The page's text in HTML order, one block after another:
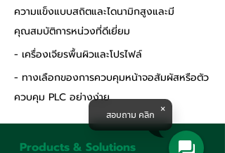
ความแข็งแบบสถิตและไดนามิกสูงและมี
คุณสมบัติการหน่วงที่ดีเยี่ยม
- เครื่องเจียรพื้นผิวและโปรไฟล์
- ทางเลือกของการควบคุมหน้าจอสัมผัสหรือตัว
ควบคุม PLC อย่างง่าย
Products & Solutions
สอบถาม คลิก